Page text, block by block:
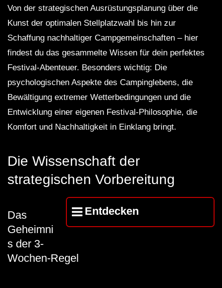
Von der strategischen Ausrüstungsplanung über die
Kunst der optimalen Stellplatzwahl bis hin zur
Schaffung nachhaltiger Campgemeinschaften – hier
findest du das gesammelte Wissen für dein perfektes
Festival-Abenteuer. Besonders wichtig: Die
psychologischen Aspekte des Campinglebens, die
Bewältigung extremer Wetterbedingungen und die
Entwicklung einer eigenen Festival-Philosophie, die
Komfort und Nachhaltigkeit in Einklang bringt.
Die Wissenschaft der
strategischen Vorbereitung
Entdecken
Das
Geheimni
s der 3-
Wochen-Regel